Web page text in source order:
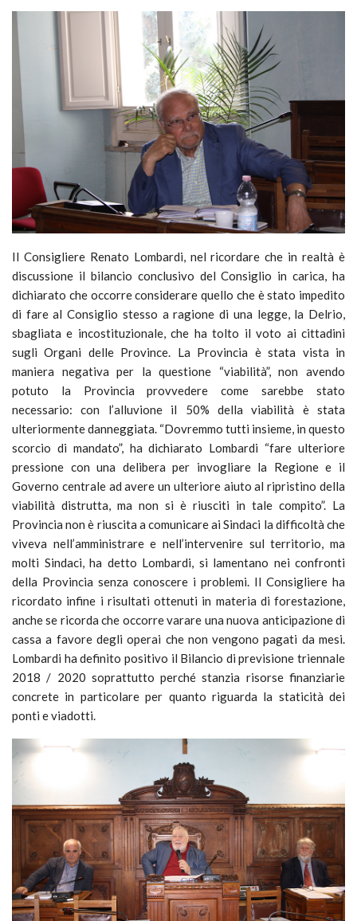
Il Consigliere Renato Lombardi, nel ricordare che in realtà è
discussione il bilancio conclusivo del Consiglio in carica, ha
dichiarato che occorre considerare quello che è stato impedito
di fare al Consiglio stesso a ragione di una legge, la Delrio,
sbagliata e incostituzionale, che ha tolto il voto ai cittadini
sugli Organi delle Province. La Provincia è stata vista in
maniera negativa per la questione “viabilità”, non avendo
potuto la Provincia provvedere come sarebbe stato
necessario: con l’alluvione il 50% della viabilità è stata
ulteriormente danneggiata. “Dovremmo tutti insieme, in questo
scorcio di mandato”, ha dichiarato Lombardi “fare ulteriore
pressione con una delibera per invogliare la Regione e il
Governo centrale ad avere un ulteriore aiuto al ripristino della
viabilità distrutta, ma non si è riusciti in tale compito”. La
Provincia non è riuscita a comunicare ai Sindaci la difficoltà che
viveva nell’amministrare e nell’intervenire sul territorio, ma
molti Sindaci, ha detto Lombardi, si lamentano nei confronti
della Provincia senza conoscere i problemi. Il Consigliere ha
ricordato infine i risultati ottenuti in materia di forestazione,
anche se ricorda che occorre varare una nuova anticipazione di
cassa a favore degli operai che non vengono pagati da mesi.
Lombardi ha definito positivo il Bilancio di previsione triennale
2018 / 2020 soprattutto perché stanzia risorse finanziarie
concrete in particolare per quanto riguarda la staticità dei
ponti e viadotti.